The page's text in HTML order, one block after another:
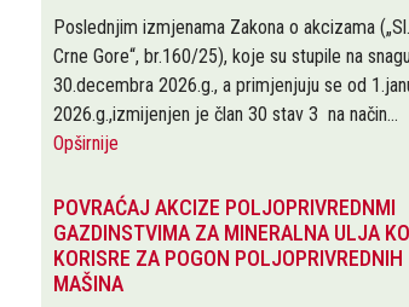
Poslednjim izmjenama Zakona o akcizama
Crne Gore“, br.160/25), koje su stupile na snagu
30.decembra 2026.g., a primjenjuju se od
2026.g.,izmijenjen je član 30 stav 3 na način...
Opširnije
POVRAĆAJ AKCIZE POLJOPRIVREDNMI
GAZDINSTVIMA ZA MINERALNA ULJA
KORISRE ZA POGON POLJOPRIVREDNIH
MAŠINA